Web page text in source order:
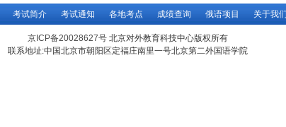
考试简介 考试通知 各地考点 成绩查询 俄语项目 关于我
京ICP备20028627号北京对外教育科技中心版权所有
联系地址:中国北京市朝阳区定福庄南里一号北京第二外国语学院